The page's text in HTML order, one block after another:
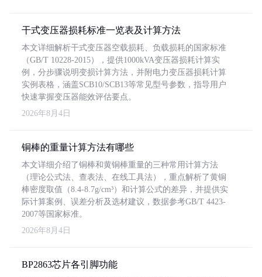
干式变压器损耗标准一览表及计算方法
本文详细解析干式变压器空载损耗、负载损耗的国家标准
（GB/T 10228-2015），提供1000kVA变压器损耗计算实
例，分步骤说明变损计算方法，并附电力变压器损耗计算
实例表格，涵盖SCB10/SCB13等常见型号参数，指导用户
快速掌握变压器能效评估要点。
2026年8月4日
铜棒的重量计算方法有哪些
本文详细介绍了铜棒和黄铜棒重量的三种常用计算方法
（理论公式法、查表法、在线工具法），重点解析了黄铜
棒密度取值（8.4-8.7g/cm³）和计算公式的差异，并提供实
际计算案例、误差分析及选材建议，数据参考GB/T 4423-
2007等国家标准。
2026年8月4日
BP2863芯片各引脚功能